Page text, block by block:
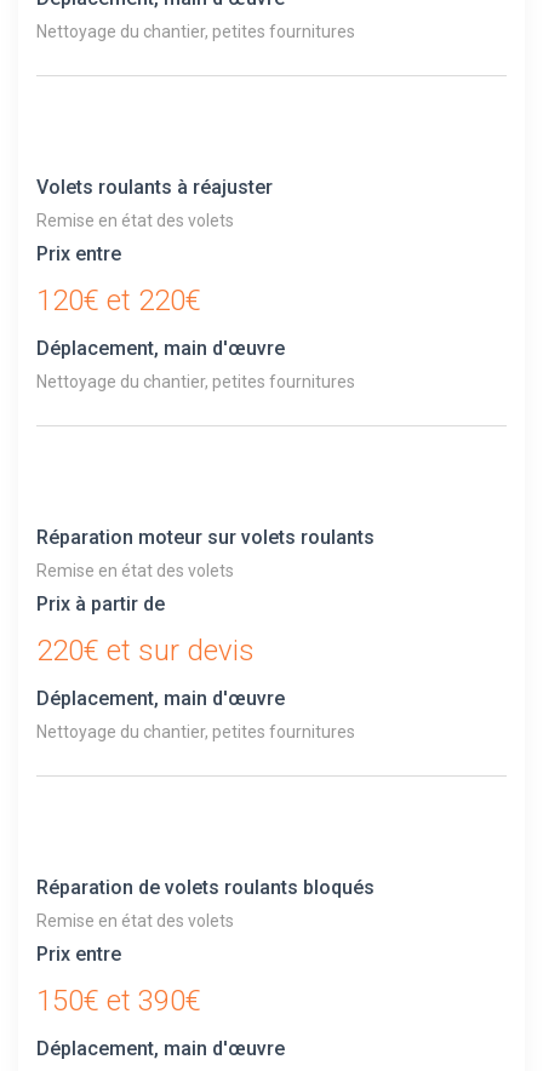
Nettoyage du chantier, petites fournitures
Volets roulants à réajuster
Remise en état des volets
Prix entre
120€ et 220€
Déplacement, main d'œuvre
Nettoyage du chantier, petites fournitures
Réparation moteur sur volets roulants
Remise en état des volets
Prix à partir de
220€ et sur devis
Déplacement, main d'œuvre
Nettoyage du chantier, petites fournitures
Réparation de volets roulants bloqués
Remise en état des volets
Prix entre
150€ et 390€
Déplacement, main d'œuvre